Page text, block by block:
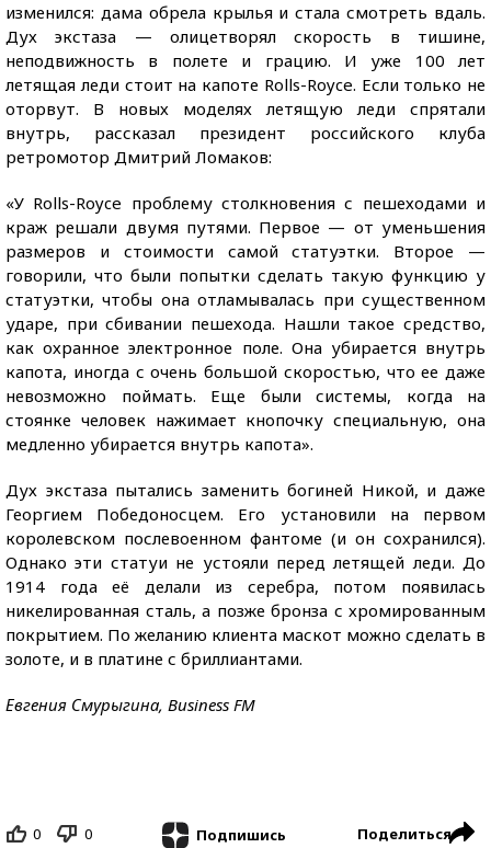
изменился: дама обрела крылья и стала смотреть вдаль.
Дух экстаза — олицетворял скорость в тишине,
неподвижность в полете и грацию. И уже 100 лет
летящая леди стоит на капоте Rolls-Royce. Если только не
оторвут. В новых моделях летящую леди спрятали
внутрь, рассказал президент российского клуба
ретромотор Дмитрий Ломаков:
«У Rolls-Royce проблему столкновения с пешеходами и
краж решали двумя путями. Первое — от уменьшения
размеров и стоимости самой статуэтки. Второе —
говорили, что были попытки сделать такую функцию у
статуэтки, чтобы она отламывалась при существенном
ударе, при сбивании пешехода. Нашли такое средство,
как охранное электронное поле. Она убирается внутрь
капота, иногда с очень большой скоростью, что ее даже
невозможно поймать. Еще были системы, когда на
стоянке человек нажимает кнопочку специальную, она
медленно убирается внутрь капота».
Дух экстаза пытались заменить богиней Никой, и даже
Георгием Победоносцем. Его установили на первом
королевском послевоенном фантоме (и он сохранился).
Однако эти статуи не устояли перед летящей леди. До
1914 года её делали из серебра, потом появилась
никелированная сталь, а позже бронза с хромированным
покрытием. По желанию клиента маскот можно сделать в
золоте, и в платине с бриллиантами.
Евгения Смурыгина, Business FM
0 0 Подпишись Поделиться